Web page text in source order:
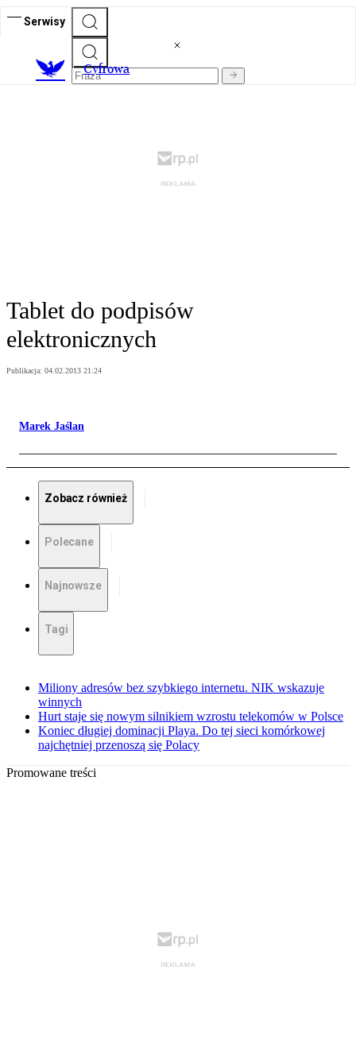
Serwisy
Cyfrowa
Tablet do podpisów
elektronicznych
Publikacja: 04.02.2013 21:24
Marek Jaślan
Zobacz również
Polecane
Najnowsze
Tagi
Miliony adresów bez szybkiego internetu. NIK wskazuje
winnych
Hurt staje się nowym silnikiem wzrostu telekomów w Polsce
Koniec długiej dominacji Playa. Do tej sieci komórkowej
najchętniej przenoszą się Polacy
Promowane treści